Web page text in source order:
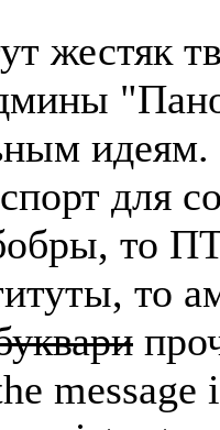
жестяк
идеям.
для
то
то
message